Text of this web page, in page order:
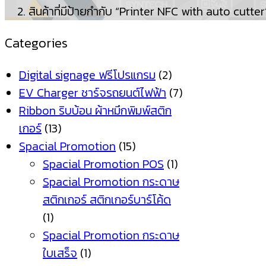
สินค้าที่มีป้ายกำกับ “Printer NFC with auto
Categories
Digital signage ฟรีโปรแกรม (2)
EV Charger ชาร์จรถยนต์ไฟฟ้า (7)
Ribbon ริบบ้อน ผ้าหมึกพิมพ์สติก
เกอร์ (13)
Spacial Promotion (15)
Spacial Promotion POS (1)
Spacial Promotion กระดาษ
สติกเกอร์ สติกเกอร์บาร์โค้ด
(1)
Spacial Promotion กระดาษ
ใบเสร็จ (1)